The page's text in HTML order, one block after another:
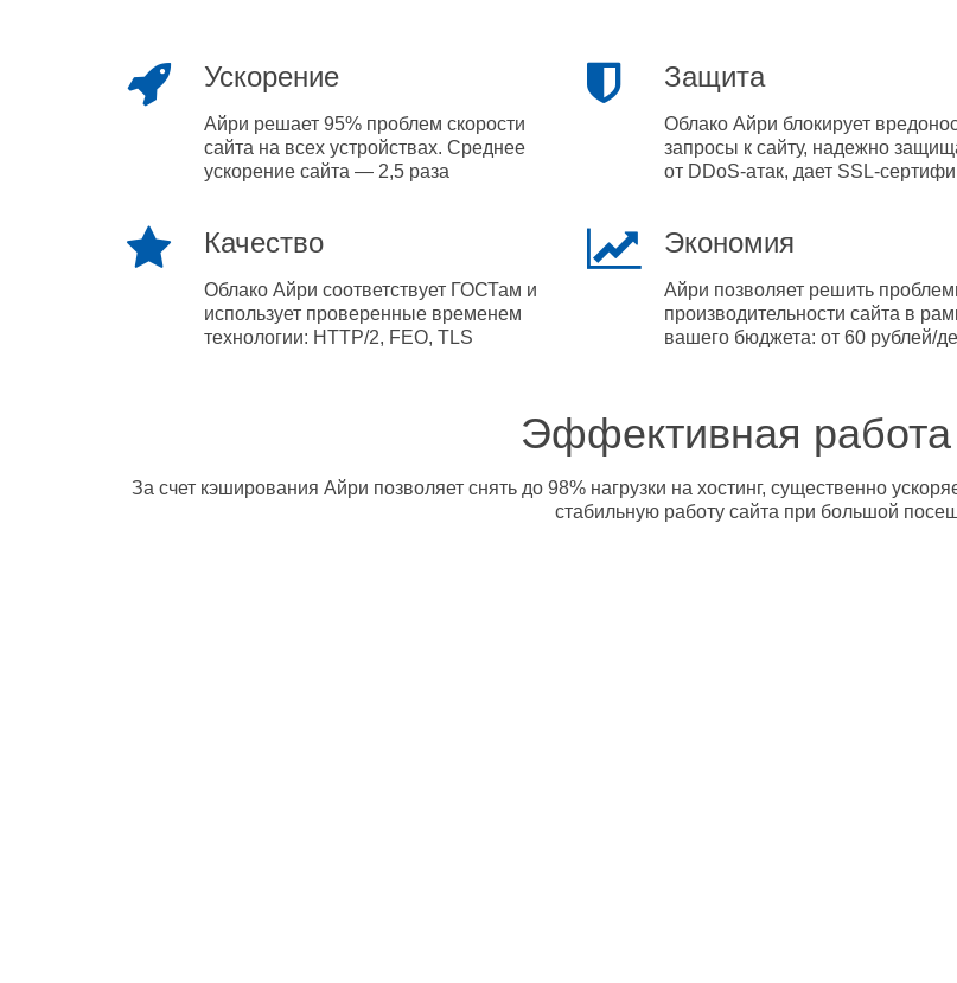
Ускорение
Айри решает 95% проблем скорости
сайта на всех устройствах. Среднее
ускорение сайта — 2,5 раза
Защита
Облако Айри блокирует
запросы к сайту, надежно
от DDoS-атак, дает SSL-
Качество
Облако Айри соответствует ГОСТам и
использует проверенные временем
технологии: HTTP/2, FEO, TLS
Экономия
Айри позволяет решить
производительности сайта в
вашего бюджета: от 60 рублей/
Эффективная работа
За счет кэширования Айри позволяет снять до 98% нагрузки на хостинг, существенно
стабильную работу сайта при большой